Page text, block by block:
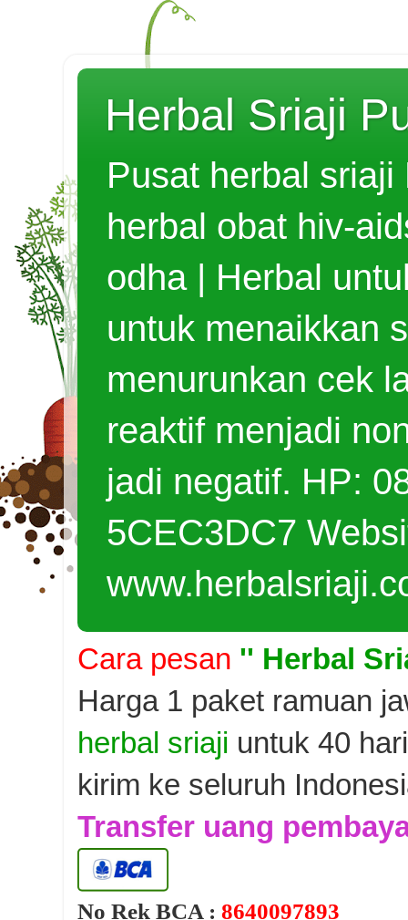
Herbal Sriaji
Pusat herbal
herbal obat hiv-
odha | Herbal
untuk menaikkan
menurunkan cek
reaktif menjadi
jadi negatif. HP:
5CEC3DC7
Cara pesan '' Herbal
Harga 1 paket ramuan
herbal sriaji untuk 40
kirim ke seluruh
Transfer uang
No Rek BCA : 8640097893